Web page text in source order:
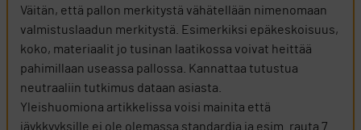
Väitän, että pallon merkitystä vähätellään nimenomaan
valmistuslaadun merkitystä. Esimerkiksi epäkeskoisuus,
koko, materiaalit jo tusinan laatikossa voivat heittää
pahimillaan useassa pallossa. Kannattaa tutustua
neutraaliin tutkimus dataan asiasta.
Yleishuomiona artikkelissa voisi mainita että
jäykkyyksille ei ole olemassa standardia ja esim. rauta 7